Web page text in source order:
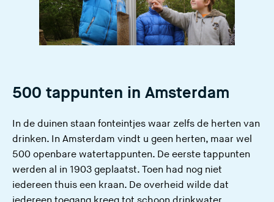
500 tappunten in Amsterdam
In de duinen staan fonteintjes waar zelfs de herten van
drinken. In Amsterdam vindt u geen herten, maar wel
500 openbare watertappunten. De eerste tappunten
werden al in 1903 geplaatst. Toen had nog niet
iedereen thuis een kraan. De overheid wilde dat